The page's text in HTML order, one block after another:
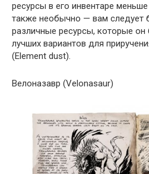
ресурсы в его инвентаре
также необычно — вам следует
различные ресурсы, которые он
лучших вариантов для
(Element dust).
Велоназавр (Velonasaur)